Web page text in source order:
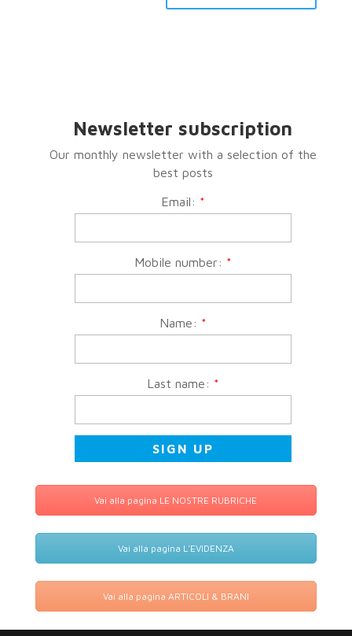
Newsletter subscription
Our monthly newsletter with a selection of the
best posts
Email: *
Mobile number: *
Name: *
Last name: *
Vai alla pagina LE NOSTRE RUBRICHE
Vai alla pagina L'EVIDENZA
Vai alla pagina ARTICOLI & BRANI